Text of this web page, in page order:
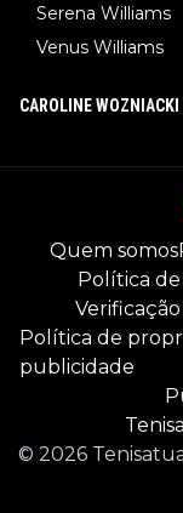
Serena Williams
Venus Williams
CAROLINE WOZNIACKI
Quem somos
Política de
Política de
publicidade
© 2026